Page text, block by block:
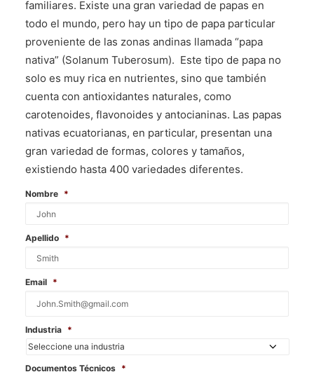
familiares. Existe una gran variedad de papas en
todo el mundo, pero hay un tipo de papa particular
proveniente de las zonas andinas llamada “papa
nativa” (Solanum Tuberosum). Este tipo de papa no
solo es muy rica en nutrientes, sino que también
cuenta con antioxidantes naturales, como
carotenoides, flavonoides y antocianinas. Las papas
nativas ecuatorianas, en particular, presentan una
gran variedad de formas, colores y tamaños,
existiendo hasta 400 variedades diferentes.
Nombre *
Apellido *
Email *
Industria *
Documentos Técnicos *